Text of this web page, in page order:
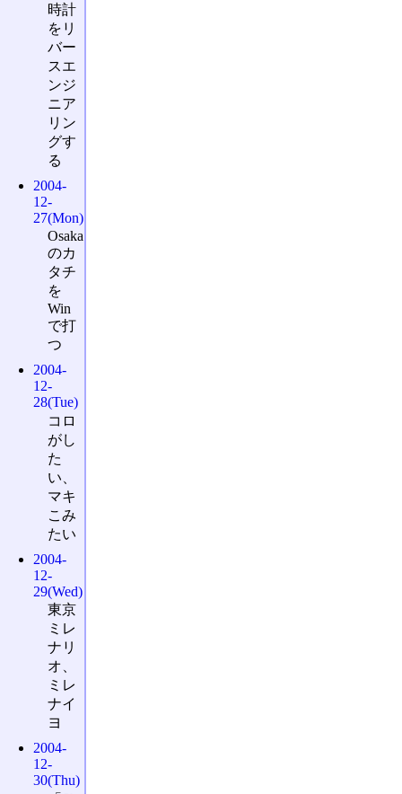
時計
をリ
バー
スエ
ンジ
ニア
リン
グす
る
2004-
12-
27(Mon)
Osaka
のカ
タチ
を
Win
で打
つ
2004-
12-
28(Tue)
コロ
がし
た
い、
マキ
こみ
たい
2004-
12-
29(Wed)
東京
ミレ
ナリ
オ、
ミレ
ナイ
ヨ
2004-
12-
30(Thu)